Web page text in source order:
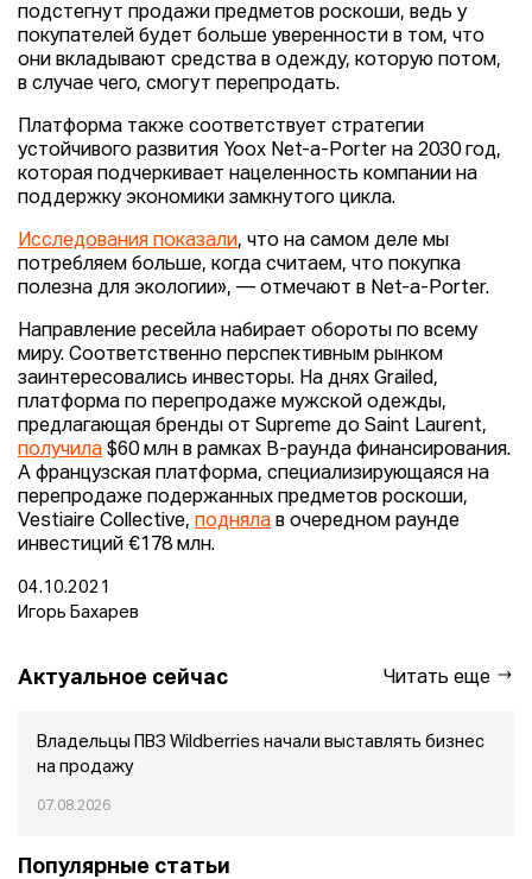
подстегнут продажи предметов роскоши, ведь у
покупателей будет больше уверенности в том, что
они вкладывают средства в одежду, которую потом,
в случае чего, смогут перепродать.
Платформа также соответствует стратегии
устойчивого развития Yoox Net-a-Porter на 2030 год,
которая подчеркивает нацеленность компании на
поддержку экономики замкнутого цикла.
Исследования показали, что на самом деле мы
потребляем больше, когда считаем, что покупка
полезна для экологии», — отмечают в Net-a-Porter.
Направление ресейла набирает обороты по всему
миру. Соответственно перспективным рынком
заинтересовались инвесторы. На днях Grailed,
платформа по перепродаже мужской одежды,
предлагающая бренды от Supreme до Saint Laurent,
получила $60 млн в рамках В-раунда финансирования.
А французская платформа, специализирующаяся на
перепродаже подержанных предметов роскоши,
Vestiaire Collective, подняла в очередном раунде
инвестиций €178 млн.
04.10.2021
Игорь Бахарев
Актуальное сейчас Читать еще
Владельцы ПВЗ Wildberries начали выставлять бизнес
на продажу
07.08.2026
Популярные статьи